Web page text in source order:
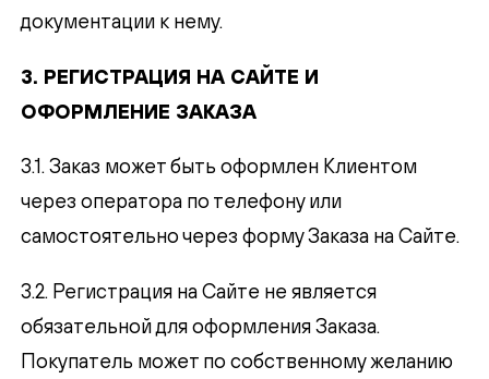
документации к нему.
3. РЕГИСТРАЦИЯ НА САЙТЕ И
ОФОРМЛЕНИЕ ЗАКАЗА
3.1. Заказ может быть оформлен Клиентом
через оператора по телефону или
самостоятельно через форму Заказа на Сайте.
3.2. Регистрация на Сайте не является
обязательной для оформления Заказа.
Покупатель может по собственному желанию